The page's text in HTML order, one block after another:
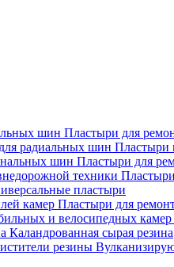
Пластыри для
Пластыри
Пластыри для
пластыри
Пластыри для
Каландрованная сырая резина